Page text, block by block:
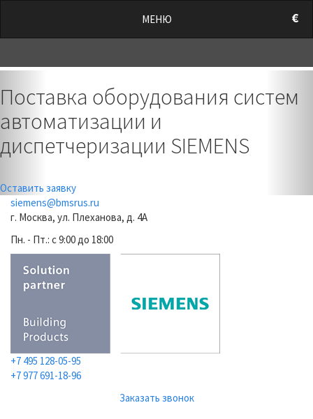
€
МЕНЮ
Поставка оборудования систем
автоматизации и
диспетчеризации SIEMENS
Оставить заявку
siemens@bmsrus.ru
г. Москва, ул. Плеханова, д. 4А
Пн. - Пт.: c 9:00 до 18:00
+7 495 128-05-95
+7 977 691-18-96
Заказать звонок